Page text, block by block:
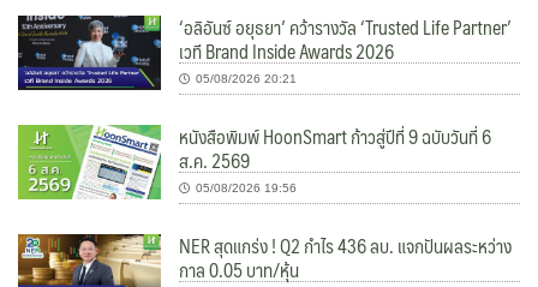
‘อลิอันซ์ อยุธยา’ คว้ารางวัล ‘Trusted Life Partner’
เวที Brand Inside Awards 2026
05/08/2026 20:21
หนังสือพิมพ์ HoonSmart ก้าวสู่ปีที่ 9 ฉบับวันที่ 6
ส.ค. 2569
05/08/2026 19:56
NER สุดแกร่ง ! Q2 กำไร 436 ลบ. แจกปันผลระหว่าง
กาล 0.05 บาท/หุ้น